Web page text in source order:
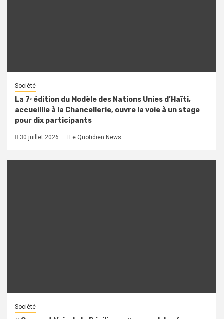
Société
La 7ᵉ édition du Modèle des Nations Unies d’Haïti,
accueillie à la Chancellerie, ouvre la voie à un stage
pour dix participants
30 juillet 2026 Le Quotidien News
Société